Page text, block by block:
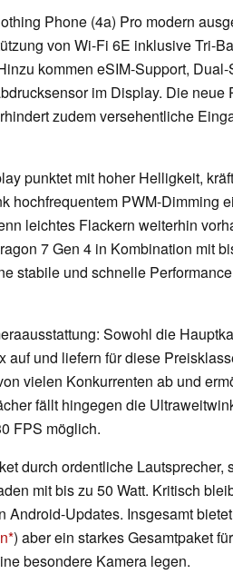
Phone (4a) Pro modern
von Wi-Fi 6E inklusive Tri-
kommen eSIM-Support,
im Display. Die neue
zudem versehentliche
punktet mit hoher Helligkeit,
hochfrequentem PWM-Dimming
leichtes Flackern weiterhin
7 Gen 4 in Kombination mit
stabile und schnelle
Sowohl die
auf und liefern für diese
vielen Konkurrenten ab und
fällt hingegen die
FPS möglich.
durch ordentliche Lautsprecher,
mit bis zu 50 Watt. Kritisch
Android-Updates. Insgesamt
) aber ein starkes Gesamtpaket
besondere Kamera legen.